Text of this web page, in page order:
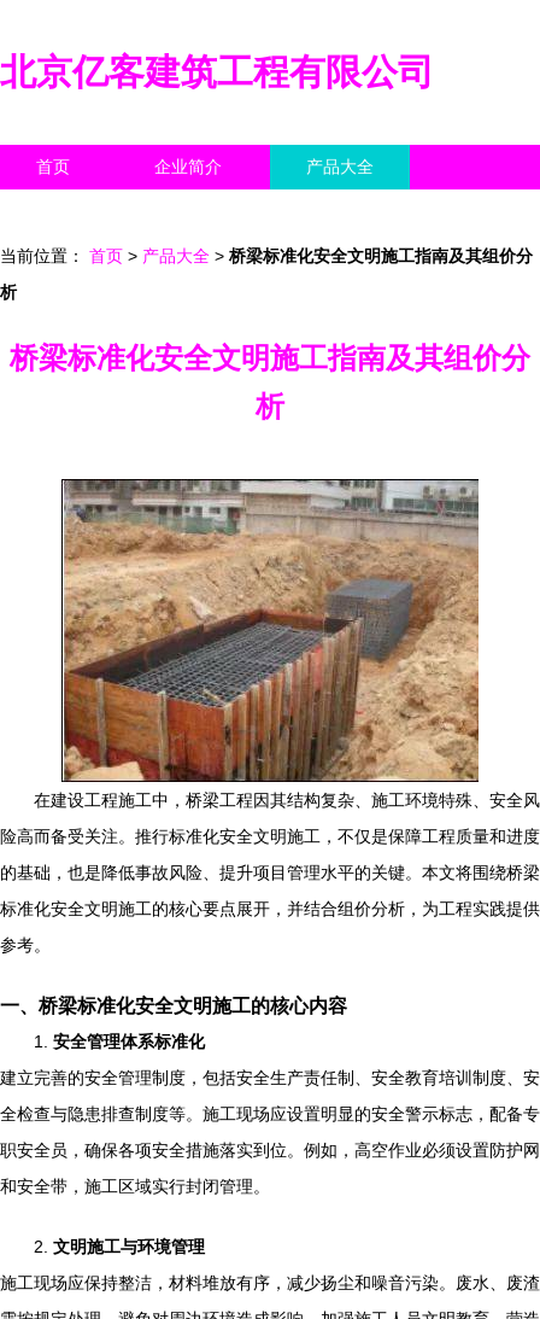
北京亿客建筑工程有限公司
首页 企业简介 产品大全
当前位置： 首页 > 产品大全 > 桥梁标准化安全文明施工指南及其组价分
析
桥梁标准化安全文明施工指南及其组价分
析
在建设工程施工中，桥梁工程因其结构复杂、施工环境特殊、安全风
险高而备受关注。推行标准化安全文明施工，不仅是保障工程质量和进度
的基础，也是降低事故风险、提升项目管理水平的关键。本文将围绕桥梁
标准化安全文明施工的核心要点展开，并结合组价分析，为工程实践提供
参考。
一、桥梁标准化安全文明施工的核心内容
1. 安全管理体系标准化
建立完善的安全管理制度，包括安全生产责任制、安全教育培训制度、安
全检查与隐患排查制度等。施工现场应设置明显的安全警示标志，配备专
职安全员，确保各项安全措施落实到位。例如，高空作业必须设置防护网
和安全带，施工区域实行封闭管理。
2. 文明施工与环境管理
施工现场应保持整洁，材料堆放有序，减少扬尘和噪音污染。废水、废渣